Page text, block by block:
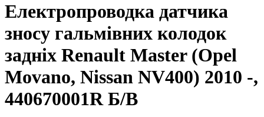
Електропроводка датчика
зносу гальмівних колодок
задніх Renault Master (Opel
Movano, Nissan NV400) 2010 -,
440670001R Б/В